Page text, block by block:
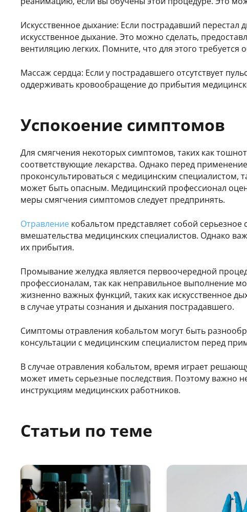
Искусственное дыхание: Если пострадавший перестал
искусственное дыхание. Это можно сделать,
вентиляцию легких. Помните, что для этого требуется
Массаж сердца: Если у пострадавшего отсутствует
оддерживать кровообращение до прибытия
Успокоение симптомов
Для смягчения некоторых симптомов, таких как
соответствующие лекарства. Однако перед
проконсультироваться с медицинским специалистом,
может быть опасным. Медицинский профессионал
меры смягчения симптомов следует предпринять.
Отравление кобальтом представляет собой
вмешательства медицинских специалистов. Однако
их прибытия.
Промывание желудка является первоочередной
профессионалам, так как неправильное выполнение
жизненно важных функций, таких как искусственное
в случае утраты сознания и дыхания пострадавшего.
Симптомы отравления кобальтом могут быть
консультации с медицинским специалистом перед
В случае отравления кобальтом, время играет
может иметь серьезные последствия. Поэтому важно
инструкциям медицинских работников.
Статьи по теме